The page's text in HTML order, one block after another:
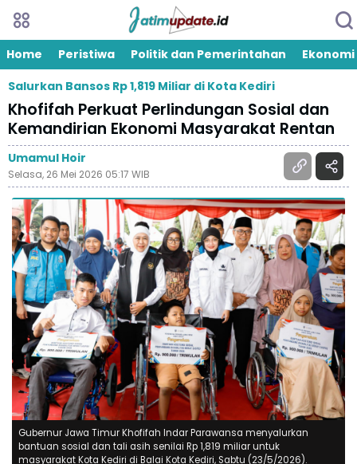
Home Peristiwa Politik dan Pemerintahan
Ekonomi
Salurkan Bansos Rp 1,819 Miliar di Kota Kediri
Khofifah Perkuat Perlindungan Sosial dan
Kemandirian Ekonomi Masyarakat Rentan
Umamul Hoir
Selasa, 26 Mei 2026 05:17 WIB
Gubernur Jawa Timur Khofifah Indar Parawansa menyalurkan
bantuan sosial dan tali asih senilai Rp 1,819 miliar untuk
masyarakat Kota Kediri di Balai Kota Kediri, Sabtu (23/5/2026).